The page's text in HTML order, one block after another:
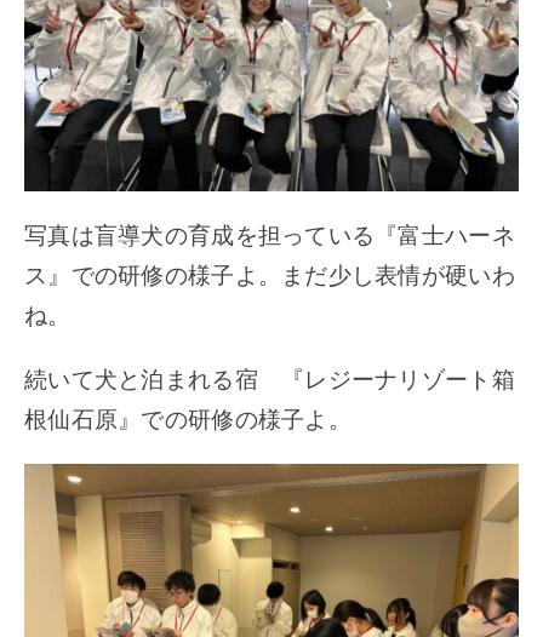
写真は盲導犬の育成を担っている『富士ハーネ
ス』での研修の様子よ。まだ少し表情が硬いわ
ね。
続いて犬と泊まれる宿 『レジーナリゾート箱
根仙石原』での研修の様子よ。